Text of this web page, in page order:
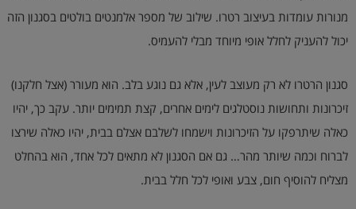
מנורות עומדות בעיצוב רטרו. שילוב של מספר אלמנטים בולטים בסגנון הזה
יכול להעניק לחלל אופי מיוחד מבלי להעמיס.
סגנון הרטרו לא רק מעוצב לעין, אלא גם נוגע בלב. הוא מעורר (אצל חלקנו)
זיכרונות ותחושות נוסטלגים לימים אחרים, קצת תמימים יותר. עקב כך, יהיו
כאלה שיתרפקו על הזיכרונות וישמחו לשלבם אצלם בבית, יהיו כאלה שירצו
לברוח וכמה שיותר מהר… גם אם הסגנון לא מתאים לכל אחד, הוא בהחלט
מצליח להוסיף חום, צבע ואופי לכל חלל בבית.